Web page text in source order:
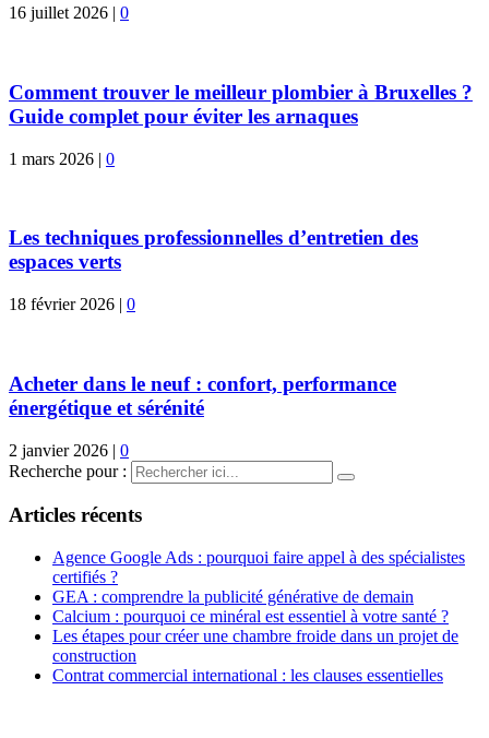
16 juillet 2026 | 0
Comment trouver le meilleur plombier à Bruxelles ?
Guide complet pour éviter les arnaques
1 mars 2026 | 0
Les techniques professionnelles d’entretien des
espaces verts
18 février 2026 | 0
Acheter dans le neuf : confort, performance
énergétique et sérénité
2 janvier 2026 | 0
Recherche pour :
Articles récents
Agence Google Ads : pourquoi faire appel à des spécialistes
certifiés ?
GEA : comprendre la publicité générative de demain
Calcium : pourquoi ce minéral est essentiel à votre santé ?
Les étapes pour créer une chambre froide dans un projet de
construction
Contrat commercial international : les clauses essentielles